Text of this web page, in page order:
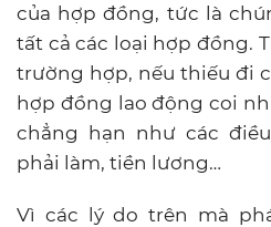
của hợp đồng, tức là
tất cả các loại hợp đồng.
trường hợp, nếu thiếu đi
hợp đồng lao động coi
chẳng hạn như các
phải làm, tiền lương…
Vì các lý do trên mà